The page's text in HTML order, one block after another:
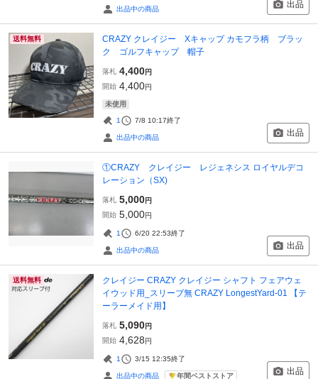
出品中の商品 出品
送料無料
CRAZY クレイジー Xキャップ カモフラ柄 ブラッ
ク ゴルフキャップ 帽子
落札 4,400円
開始 4,400円
未使用
1 7/8 10:17終了
出品中の商品 出品
①CRAZY クレイジー レジェネシス ロイヤルデコ
レーション（SX)
落札 5,000円
開始 5,000円
1 6/20 22:53終了
出品中の商品 出品
送料無料
クレイジー CRAZY クレイジー シャフト フェアウェ
イウッド用_スリーブ無 CRAZY LongestYard-01 【テ
ーラーメイド用】
落札 5,090円
開始 4,628円
1 3/15 12:35終了
出品中の商品 年間ベストストア 出品